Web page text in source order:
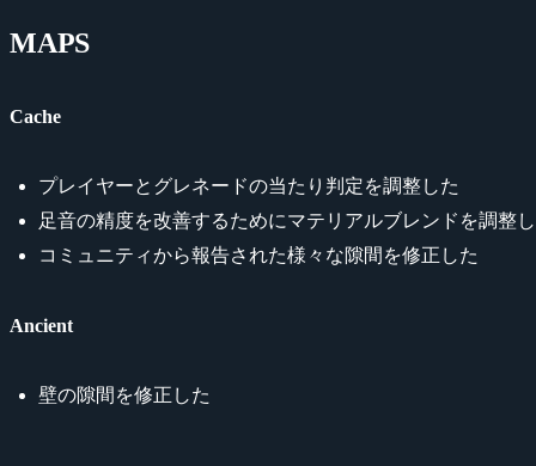
MAPS
Cache
プレイヤーとグレネードの当たり判定を調整した
足音の精度を改善するためにマテリアルブレンドを調整
コミュニティから報告された様々な隙間を修正した
Ancient
壁の隙間を修正した